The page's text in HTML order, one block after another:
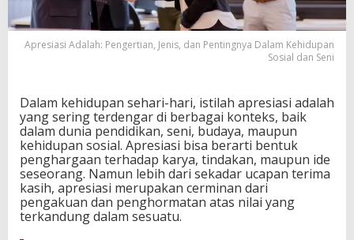
r
e
n
s
,
d
a
n
P
Apresiasi Adalah: Pengertian, Jenis, dan Pentingnya Dalam Kehidupan
Sosial dan Seni
Dalam kehidupan sehari-hari, istilah apresiasi adalah
yang sering terdengar di berbagai konteks, baik
dalam dunia pendidikan, seni, budaya, maupun
kehidupan sosial. Apresiasi bisa berarti bentuk
penghargaan terhadap karya, tindakan, maupun ide
seseorang. Namun lebih dari sekadar ucapan terima
kasih, apresiasi merupakan cerminan dari
pengakuan dan penghormatan atas nilai yang
terkandung dalam sesuatu.